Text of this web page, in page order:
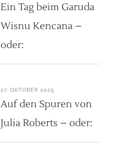
Ein Tag beim Garuda
Wisnu Kencana –
oder:
27. OKTOBER 2025
Auf den Spuren von
Julia Roberts – oder: